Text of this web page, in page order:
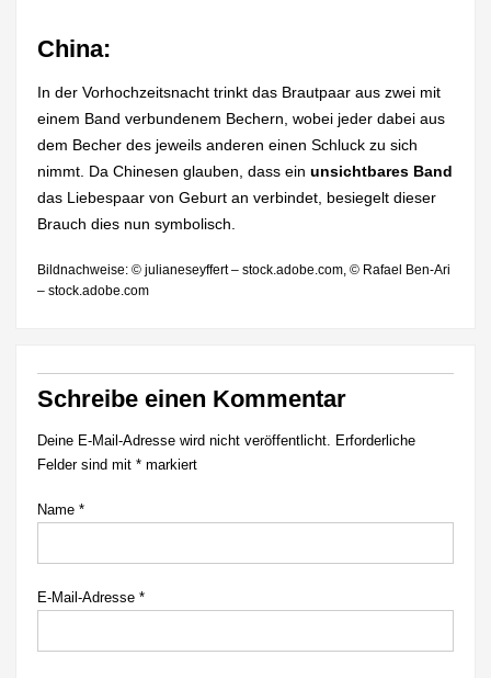
China:
In der Vorhochzeitsnacht trinkt das Brautpaar aus zwei mit
einem Band verbundenem Bechern, wobei jeder dabei aus
dem Becher des jeweils anderen einen Schluck zu sich
nimmt. Da Chinesen glauben, dass einunsichtbares Band
das Liebespaar von Geburt an verbindet, besiegelt dieser
Brauch dies nun symbolisch.
Bildnachweise: © julianeseyffert – stock.adobe.com, © Rafael Ben-Ari
– stock.adobe.com
Schreibe einen Kommentar
Deine E-Mail-Adresse wird nicht veröffentlicht. Erforderliche
Felder sind mit* markiert
Name*
E-Mail-Adresse*